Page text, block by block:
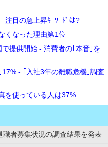
注目の急上昇ｷｰﾜｰﾄﾞは?
くなった理由第1位
で提供開始 - 消費者の｢本音｣を
- ｢入社3年の離職危機｣調査
を使っている人は37%
者募集状況の調査結果を発表